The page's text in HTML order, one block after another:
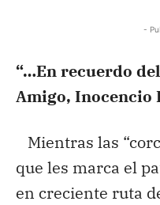
-
“…En recuerdo
Amigo, Inocencio
Mientras las
que les marca el
en creciente ruta